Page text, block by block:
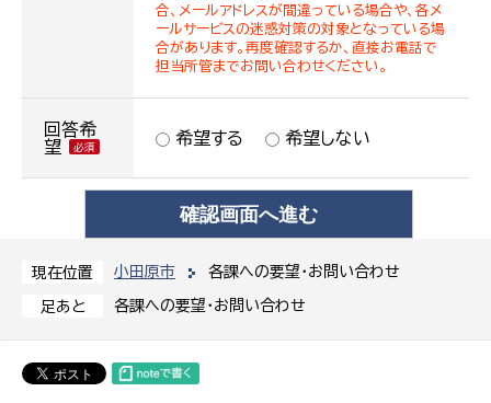
現在位置 小田原市 各課への要望・お問い合わせ
足あと 各課への要望・お問い合わせ
合、メールアドレスが間違っている場合や、各メ
ールサービスの迷惑対策の対象となっている場
合があります。再度確認するか、直接お電話で
担当所管までお問い合わせください。
回答希
望
希望する 希望しない